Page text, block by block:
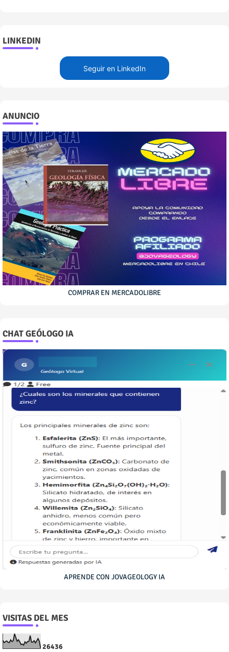
LINKEDIN
Seguir en LinkedIn
ANUNCIO
COMPRAR EN MERCADOLIBRE
CHAT GEÓLOGO IA
APRENDE CON JOVAGEOLOGY IA
VISITAS DEL MES
26436